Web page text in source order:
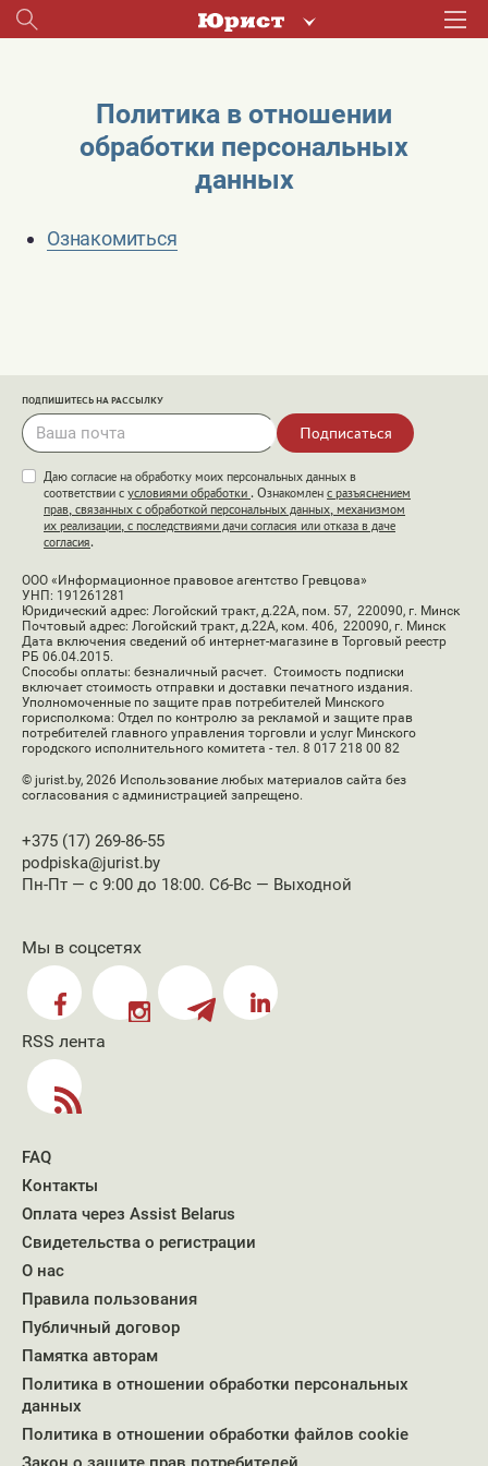
Политика в отношении
обработки персональных
данных
Ознакомиться
ПОДПИШИТЕСЬ НА РАССЫЛКУ
Подписаться
Даю согласие на обработку моих персональных данных в
соответствии с условиями обработки . Ознакомлен с разъяснением
прав, связанных с обработкой персональных данных, механизмом
их реализации, с последствиями дачи согласия или отказа в даче
согласия.
ООО «Информационное правовое агентство Гревцова»
УНП: 191261281
Юридический адрес: Логойский тракт, д.22А, пом. 57, 220090, г. Минск
Почтовый адрес: Логойский тракт, д.22А, ком. 406, 220090, г. Минск
Дата включения сведений об интернет-магазине в Торговый реестр
РБ 06.04.2015.
Способы оплаты: безналичный расчет. Стоимость подписки
включает стоимость отправки и доставки печатного издания.
Уполномоченные по защите прав потребителей Минского
горисполкома: Отдел по контролю за рекламой и защите прав
потребителей главного управления торговли и услуг Минского
городского исполнительного комитета - тел. 8 017 218 00 82
© jurist.by, 2026 Использование любых материалов сайта без
согласования с администрацией запрещено.
+375 (17) 269-86-55
podpiska@jurist.by
Пн-Пт — с 9:00 до 18:00. Сб-Вс — Выходной
Мы в соцсетях
RSS лента
FAQ
Контакты
Оплата через Assist Belarus
Свидетельства о регистрации
О нас
Правила пользования
Публичный договор
Памятка авторам
Политика в отношении обработки персональных
данных
Политика в отношении обработки файлов cookie